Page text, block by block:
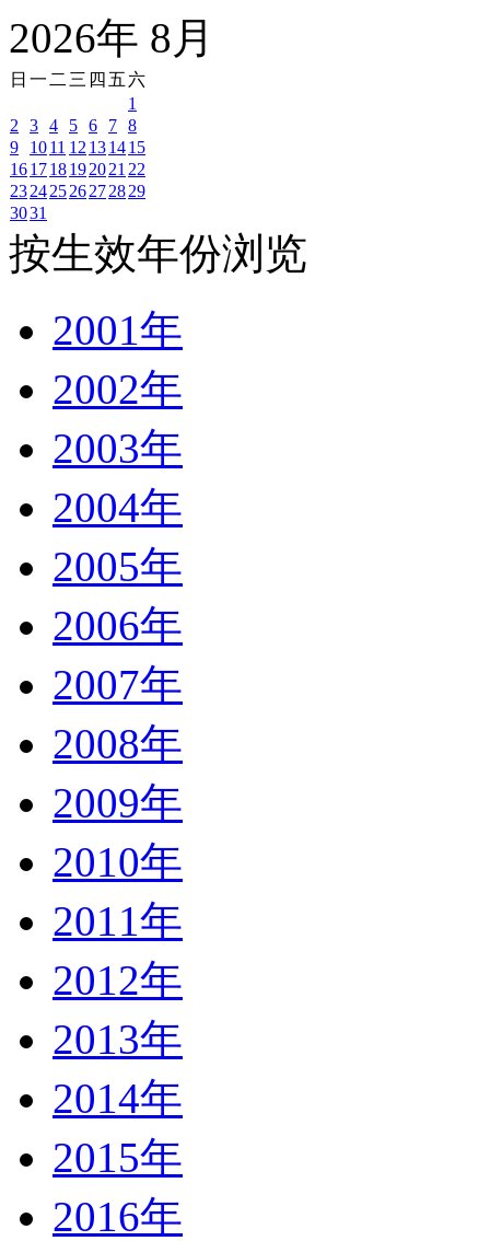
2026年 8 月
日 一 二 三 四 五 六
1
2
3 4 5 6 7 8
9
1011 12 131415
161718192021 22
23242526272829
3031
按生效年份浏览
2001年
2002年
2003年
2004年
2005年
2006年
2007年
2008年
2009年
2010年
2011年
2012年
2013年
2014年
2015年
2016年